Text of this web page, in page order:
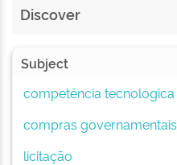
Discover
Subject
competência tecnológica
compras governamentais
licitação